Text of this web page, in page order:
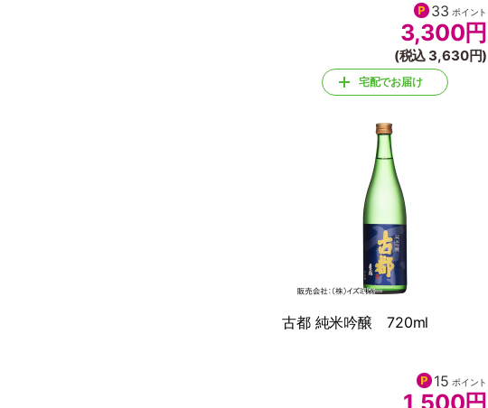
33 ポイント
3,300円
(税込 3,630円)
宅配でお届け
古都 純米吟醸 720ml
15 ポイント